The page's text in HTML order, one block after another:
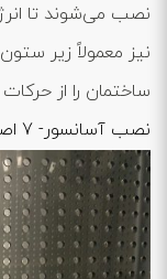
نصب می‌شوند تا
نیز معمولاً زیر
ساختمان را از
نصب آسانسور- 7 اصل ایمنی در طراحی و نصب